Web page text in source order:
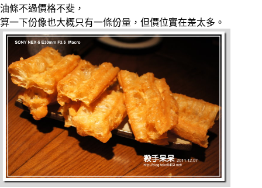
油條不過價格不斐，
算一下份像也大概只有一條份量，但價位實在差太多。